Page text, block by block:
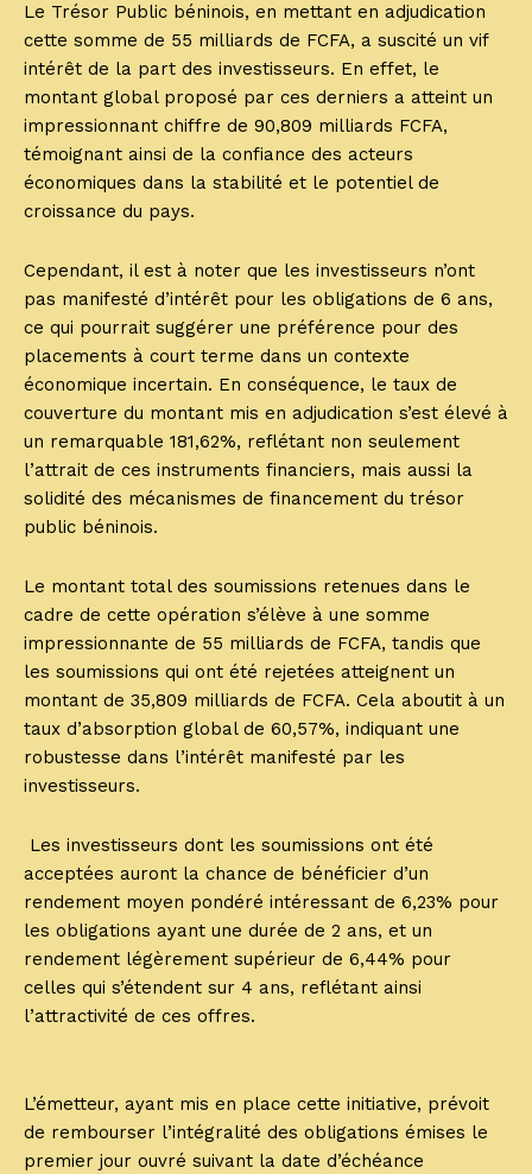
Le Trésor Public béninois, en mettant en adjudication
cette somme de 55 milliards de FCFA, a suscité un vif
intérêt de la part des investisseurs. En effet, le
montant global proposé par ces derniers a atteint un
impressionnant chiffre de 90,809 milliards FCFA,
témoignant ainsi de la confiance des acteurs
économiques dans la stabilité et le potentiel de
croissance du pays.
Cependant, il est à noter que les investisseurs n’ont
pas manifesté d’intérêt pour les obligations de 6 ans,
ce qui pourrait suggérer une préférence pour des
placements à court terme dans un contexte
économique incertain. En conséquence, le taux de
couverture du montant mis en adjudication s’est élevé à
un remarquable 181,62%, reflétant non seulement
l’attrait de ces instruments financiers, mais aussi la
solidité des mécanismes de financement du trésor
public béninois.
Le montant total des soumissions retenues dans le
cadre de cette opération s’élève à une somme
impressionnante de 55 milliards de FCFA, tandis que
les soumissions qui ont été rejetées atteignent un
montant de 35,809 milliards de FCFA. Cela aboutit à un
taux d’absorption global de 60,57%, indiquant une
robustesse dans l’intérêt manifesté par les
investisseurs.
Les investisseurs dont les soumissions ont été
acceptées auront la chance de bénéficier d’un
rendement moyen pondéré intéressant de 6,23% pour
les obligations ayant une durée de 2 ans, et un
rendement légèrement supérieur de 6,44% pour
celles qui s’étendent sur 4 ans, reflétant ainsi
l’attractivité de ces offres.
L’émetteur, ayant mis en place cette initiative, prévoit
de rembourser l’intégralité des obligations émises le
premier jour ouvré suivant la date d’échéance